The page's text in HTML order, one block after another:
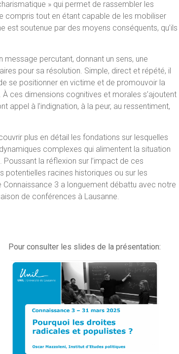
» qui permet de rassembler les
compris tout en étant capable de les mobiliser
soutenue par des moyens conséquents, qu’ils
message percutant, donnant un sens, une
pour sa résolution. Simple, direct et répété, il
se positionner en victime et de promouvoir la
ces dimensions cognitives et morales s’ajoutent
à l’indignation, à la peur, au ressentiment,
plus en détail les fondations sur lesquelles
complexes qui alimentent la situation
Poussant la réflexion sur l’impact de ces
potentielles racines historiques ou sur les
3 a longuement débattu avec notre
de conférences à Lausanne.
Pour consulter les slides de la présentation: